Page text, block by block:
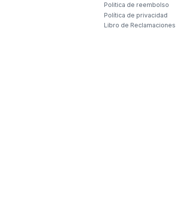
Politica de reembolso
Política de privacidad
Libro de Reclamaciones